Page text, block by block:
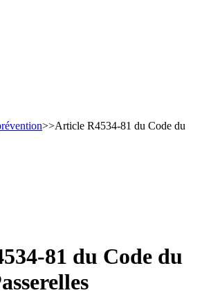
>>Article R4534-81 du Code du
81 du Code du